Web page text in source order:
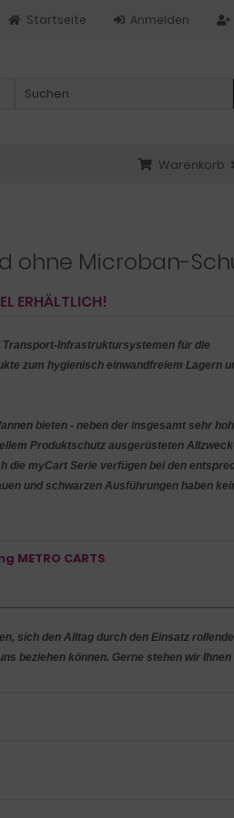
Anmelden
Startseite
Warenkorb
ohne Microban-
ERHÄLTLICH!
Infrastruktursystemen für die
zum hygienisch einwandfreiem Lagern
bieten - neben der insgesamt sehr
Produktschutz ausgerüsteten
die myCart ­Serie verfügen bei den
und schwarzen Ausführungen haben
CARTS
sich den Alltag durch den Einsatz
beziehen können. Gerne stehen wir